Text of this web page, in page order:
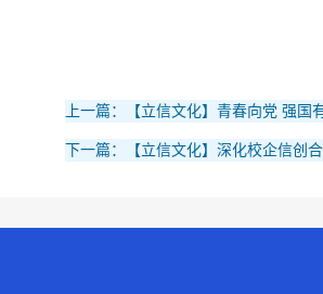
上一篇：【立信文化】青春向党 强
下一篇：【立信文化】深化校企信创